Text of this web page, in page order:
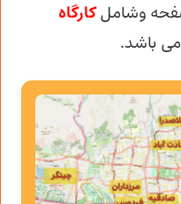
کارگاه
می باشد.